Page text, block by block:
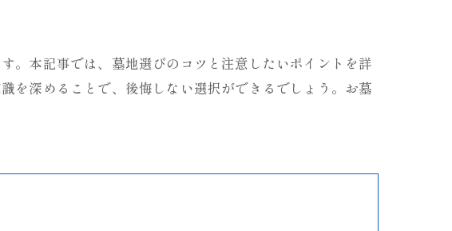
。本記事では、墓地選びのコツと注意したいポイントを詳
を深めることで、後悔しない選択ができるでしょう。お墓